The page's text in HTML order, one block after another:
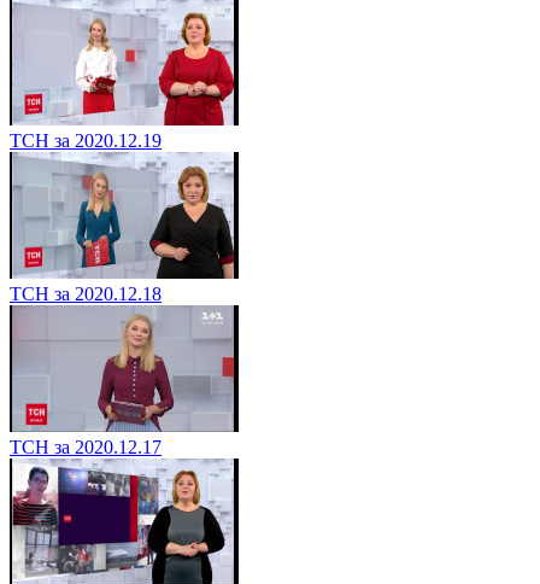
ТСН за 2020.12.19
ТСН за 2020.12.18
ТСН за 2020.12.17